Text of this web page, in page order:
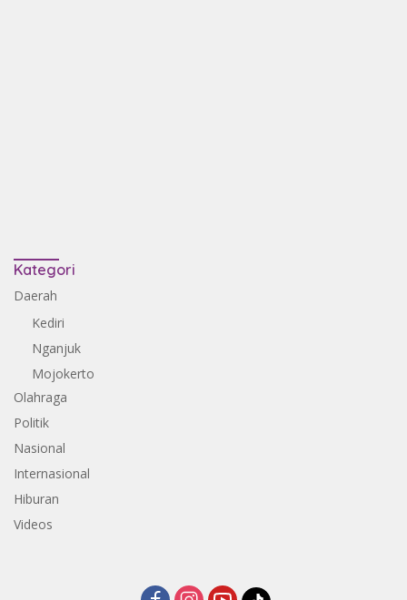
Kategori
Daerah
Kediri
Nganjuk
Mojokerto
Olahraga
Politik
Nasional
Internasional
Hiburan
Videos